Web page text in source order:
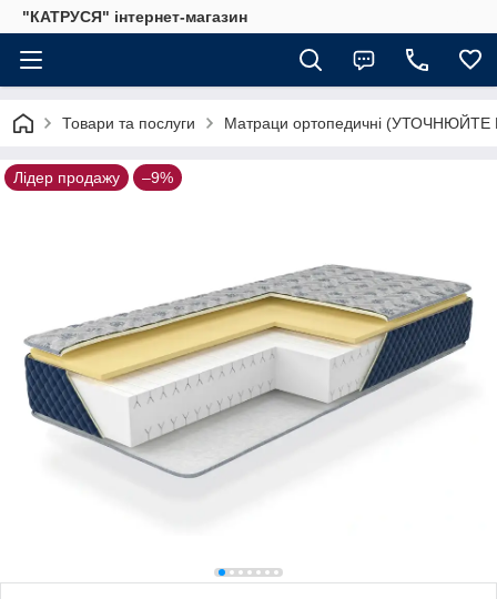
"КАТРУСЯ" інтернет-магазин
Товари та послуги Матраци ортопедичні
Лідер продажу –9%